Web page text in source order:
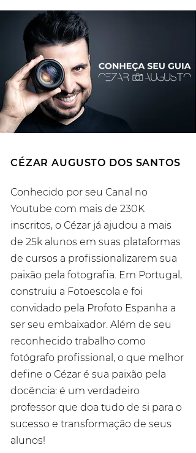
CÉZAR AUGUSTO DOS SANTOS
Conhecido por seu Canal no
Youtube com mais de 230K
inscritos, o Cézar já ajudou a mais
de 25k alunos em suas plataformas
de cursos a profissionalizarem sua
paixão pela fotografia. Em Portugal,
construiu a Fotoescola e foi
convidado pela Profoto Espanha a
ser seu embaixador. Além de seu
reconhecido trabalho como
fotógrafo profissional, o que melhor
define o Cézar é sua paixão pela
docência: é um verdadeiro
professor que doa tudo de si para o
sucesso e transformação de seus
alunos!